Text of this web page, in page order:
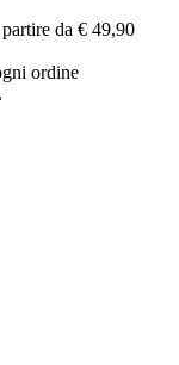
partire da € 49,90
ordine